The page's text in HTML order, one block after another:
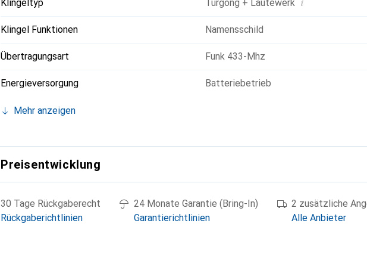
Klingeltyp Türgong + Läutewerk
Klingel Funktionen Namensschild
Übertragungsart Funk 433-Mhz
Energieversorgung Batteriebetrieb
Mehr anzeigen
Preisentwicklung
30 Tage Rückgaberecht
Rückgaberichtlinien
24 Monate Garantie (Bring-In)
Garantierichtlinien
2 zusätzliche
Alle Anbieter